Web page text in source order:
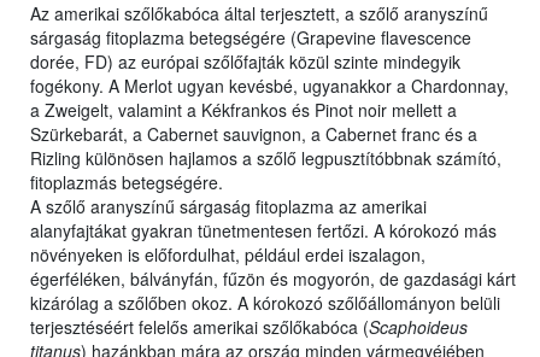
Az amerikai szőlőkabóca által terjesztett, a szőlő aranyszínű
sárgaság fitoplazma betegségére (Grapevine flavescence
dorée, FD) az európai szőlőfajták közül szinte mindegyik
fogékony. A Merlot ugyan kevésbé, ugyanakkor a Chardonnay,
a Zweigelt, valamint a Kékfrankos és Pinot noir mellett a
Szürkebarát, a Cabernet sauvignon, a Cabernet franc és a
Rizling különösen hajlamos a szőlő legpusztítóbbnak számító,
fitoplazmás betegségére.
A szőlő aranyszínű sárgaság fitoplazma az amerikai
alanyfajtákat gyakran tünetmentesen fertőzi. A kórokozó más
növényeken is előfordulhat, például erdei iszalagon,
égerféléken, bálványfán, fűzön és mogyorón, de gazdasági kárt
kizárólag a szőlőben okoz. A kórokozó szőlőállományon belüli
terjesztéséért felelős amerikai szőlőkabóca (Scaphoideus
titanus) hazánkban mára az ország minden vármegyéjében